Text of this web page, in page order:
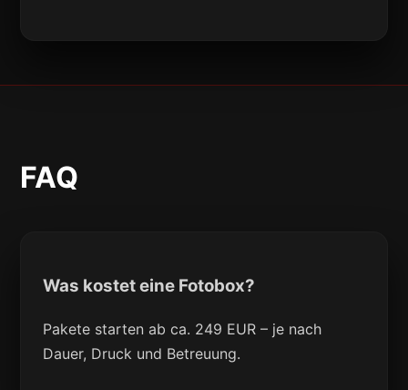
FAQ
Was kostet eine Fotobox?
Pakete starten ab ca. 249 EUR – je nach
Dauer, Druck und Betreuung.